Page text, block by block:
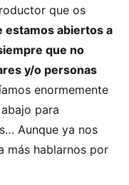
que os
estamos abiertos a
que no
y/o personas
enormemente
para
Aunque ya nos
más hablarnos por